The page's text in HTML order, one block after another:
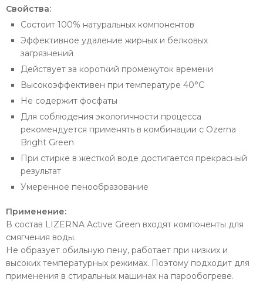
Свойства:
Состоит 100% натуральных компонентов
Эффективное удаление жирных и белковых
загрязнений
Действует за короткий промежуток времени
Высокоэффективен при температуре 40°C
Не содержит фосфаты
Для соблюдения экологичности процесса
рекомендуется применять в комбинации с Ozerna
Bright Green
При стирке в жесткой воде достигается прекрасный
результат
Умеренное пенообразование
Применение:
В состав LIZERNA Active Green входят компоненты для
смягчения воды.
Не образует обильную пену, работает при низких и
высоких температурных режимах. Поэтому подходит для
применения в стиральных машинах на парообогреве.